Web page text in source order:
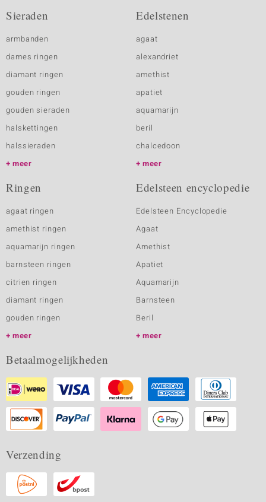
Sieraden
armbanden
dames ringen
diamant ringen
gouden ringen
gouden sieraden
halskettingen
halssieraden
meer
Edelstenen
agaat
alexandriet
amethist
apatiet
aquamarijn
beril
chalcedoon
meer
Ringen
agaat ringen
amethist ringen
aquamarijn ringen
barnsteen ringen
citrien ringen
diamant ringen
gouden ringen
meer
Edelsteen encyclopedie
Edelsteen Encyclopedie
Agaat
Amethist
Apatiet
Aquamarijn
Barnsteen
Beril
meer
Betaalmogelijkheden
Verzending